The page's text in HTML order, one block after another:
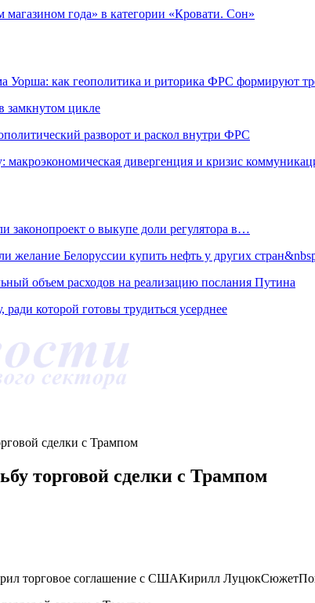
года» в категории «Кровати. Сон»
Уорша: как геополитика и риторика ФРС формируют
замкнутом цикле
разворот и раскол внутри ФРС
макроэкономическая дивергенция и кризис
законопроект о выкупе доли регулятора в…
Белоруссии купить нефть у других
объем расходов на реализацию послания Путина
ради которой готовы трудиться усерднее
сделки с Трампом
торговой сделки с Трампом
торговое соглашение с СШАКирилл